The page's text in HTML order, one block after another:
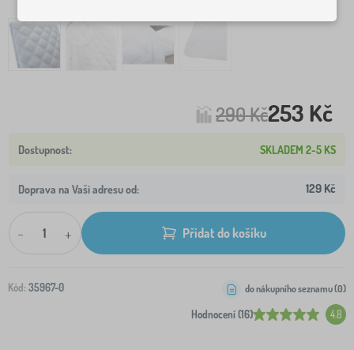
290 Kč253 Kč
SKLADEM 2-5 KS
Doprava na Vaši adresu od: 129 Kč
- + Přidat do košíku
Kód: 35967-0
Hodnocení (16) 4.8
do nákupního seznamu (0)